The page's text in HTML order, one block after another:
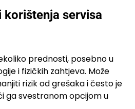
korištenja servisa
prednosti, posebno u
i fizičkih zahtjeva. Može
rizik od grešaka i često je
ga svestranom opcijom u